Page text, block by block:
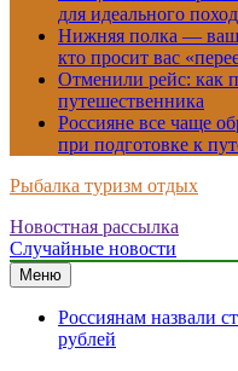
для идеального
Нижняя полка —
кто просит вас
Отменили рейс: как
путешественника
Россияне все чаще
при подготовке к
Рыбалка туризм отдых
Новостная рассылка
Случайные новости
Меню
Россиянам назвали
рублей